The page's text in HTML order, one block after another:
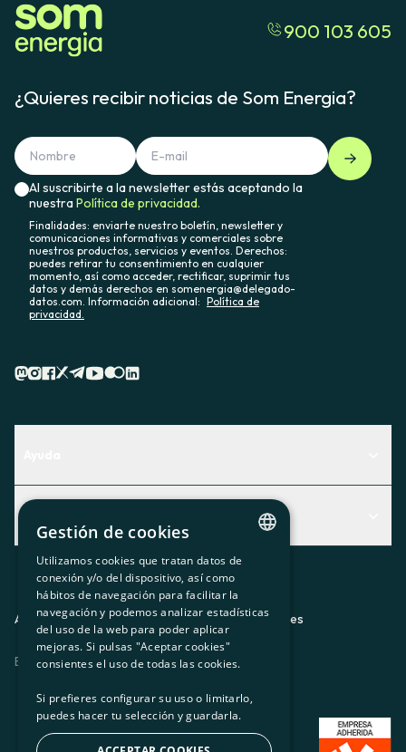
900 103 605
¿Quieres recibir noticias de Som Energia?
Al suscribirte a la newsletter estás aceptando la
nuestraPolítica de privacidad.
Finalidades: enviarte nuestro boletín, newsletter y
comunicaciones informativas y comerciales sobre
nuestros productos, servicios y eventos. Derechos:
puedes retirar tu consentimiento en cualquier
momento, así como acceder, rectificar, suprimir tus
datos y demás derechos en somenergia@delegado-
datos.com. Información adicional: Política de
privacidad.
Descubre qué servicio te encaja mejor
Contacto
Actualidad
El rincón de la socia
Prensa
Trabaja con nosotros
Aviso legalPolítica de privacidadPolítica de cookies
ES CAGLEU
CATALAN
SPANISH
GL
BASQUE
Gestión de cookies
Utilizamos cookies que tratan datos de
conexión y/o del dispositivo, así como
hábitos de navegación para facilitar la
navegación y podemos analizar estadísticas
del uso de la web para poder aplicar
mejoras. Si pulsas "Aceptar cookies"
consientes el uso de todas las cookies.
Si prefieres configurar su uso o limitarlo,
puedes hacer tu selección y guardarla.